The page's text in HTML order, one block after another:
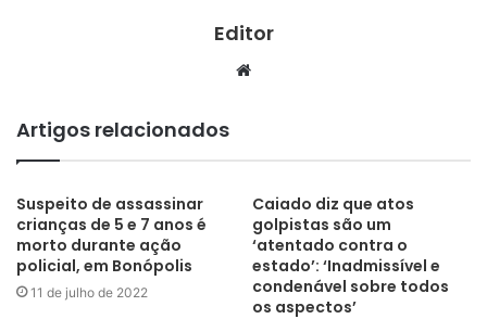
Editor
Website
Artigos relacionados
Suspeito de assassinar
crianças de 5 e 7 anos é
morto durante ação
policial, em Bonópolis
11 de julho de 2022
Caiado diz que atos
golpistas são um
‘atentado contra o
estado’: ‘Inadmissível e
condenável sobre todos
os aspectos’